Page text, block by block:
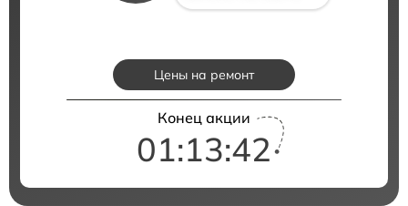
Цены на ремонт
Конец акции
01:13:41